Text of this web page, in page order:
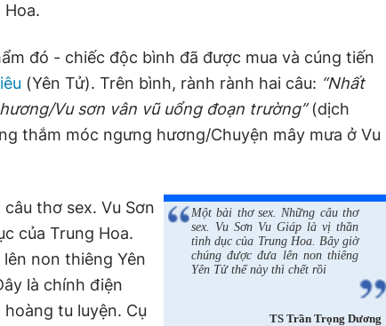
Hoa.
đó - chiếc độc bình đã được mua và cúng tiến
(Yên Tử). Trên bình, rành rành hai câu: “Nhất
Vu sơn vân vũ uổng đoạn trường”(dịch
thắm móc ngưng hương/Chuyện mây mưa ở Vu
Một bài thơ sex. Những câu thơ
sex. Vu Sơn Vu Giáp là vị thần
tình dục của Trung Hoa. Bây giờ
chúng được đưa lên non thiêng
Yên Tử thế này thì chết rồi
TS Trần Trọng Dương
thơ sex. Vu Sơn
của Trung Hoa.
non thiêng Yên
là chính điện
tu luyện. Cụ